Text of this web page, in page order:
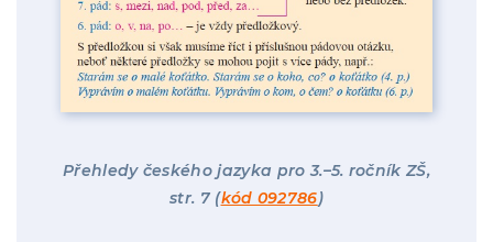
Přehledy českého jazyka pro 3.–5. ročník ZŠ,
str. 7 (kód 092786)